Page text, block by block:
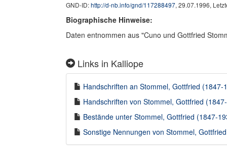
GND-ID:http://d-nb.info/gnd/117288497, 29.07.1996,
Biographische Hinweise:
Daten entnommen aus "Cuno und Gottfried
Links in Kalliope
Handschriften an Stommel, Gottfried (1847-
Handschriften von Stommel, Gottfried
Bestände unter Stommel, Gottfried (1847-
Sonstige Nennungen von Stommel,